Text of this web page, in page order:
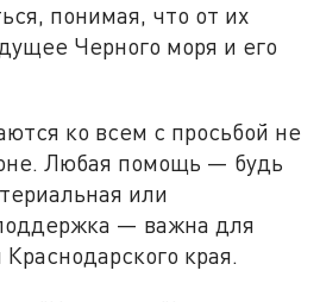
понимая, что от их
Черного моря и его
ко всем с просьбой не
Любая помощь — будь
или
— важна для
края.